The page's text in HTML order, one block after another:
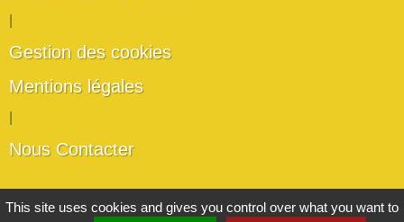
Gestion des cookies
Mentions légales
Nous Contacter
Les artisans du végétal
This site uses cookies and gives you control over what you want to